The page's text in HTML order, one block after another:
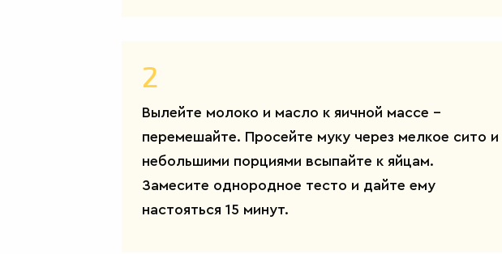
2
Вылейте молоко и масло к яичной массе –
перемешайте. Просейте муку через мелкое сито и
небольшими порциями всыпайте к яйцам.
Замесите однородное тесто и дайте ему
настояться 15 минут.